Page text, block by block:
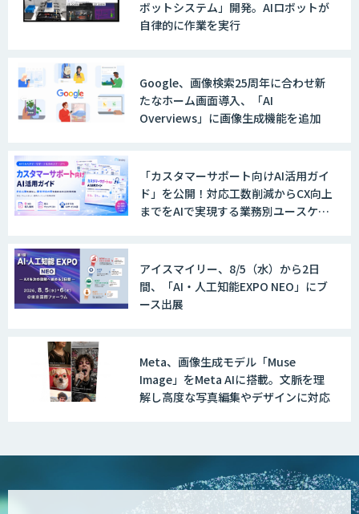
ボットシステム」開発。AIロボットが
自律的に作業を実行
Google、画像検索25周年に合わせ新
たなホーム画面導入、「AI
Overviews」に画像生成機能を追加
「カスタマーサポート向けAI活用ガイ
ド」を公開！対応工数削減からCX向上
までをAIで実現する業務別ユースケー
アイスマイリー、8/5（水）から2日
間、「AI・人工知能EXPO NEO」にブ
ース出展
Meta、画像生成モデル「Muse
Image」をMeta AIに搭載。文脈を理
解し高度な写真編集やデザインに対応